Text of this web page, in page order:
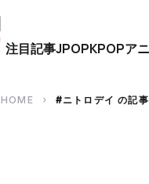
close
注目記事JPOPKPOPア
HOME chevron_right #ニトロデイ の記